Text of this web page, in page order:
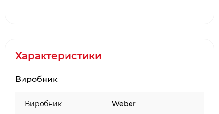
Виготовлений із чавуну з порцеляновою
емаллю
обсмажування
Характеристики
Виробник
Виробник Weber